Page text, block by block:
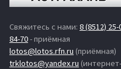
Свяжитесь с нами: 8 (8512) 25-
84-70- приёмная
lotos@lotos.rfn.ru (приёмная)
trklotos@yandex.ru